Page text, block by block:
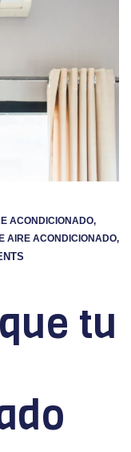
ACONDICIONADO,
AIRE ACONDICIONADO,
tu